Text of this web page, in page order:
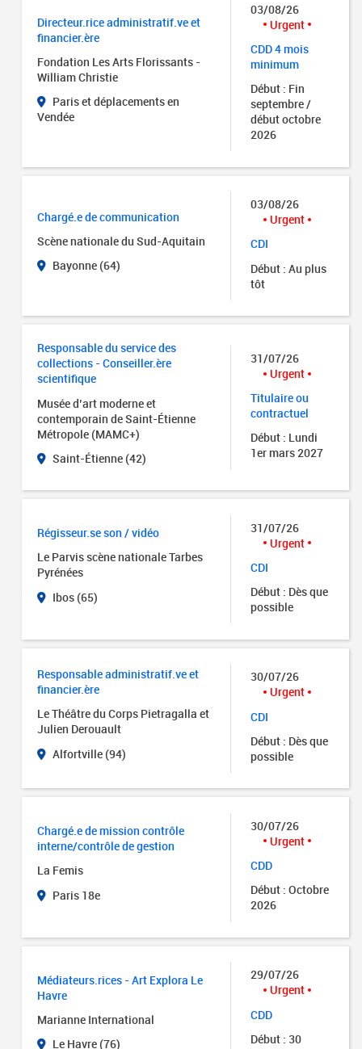
Directeur.rice administratif.ve et
financier.ère
Fondation Les Arts Florissants -
William Christie
Paris et déplacements en
Vendée
03/08/26
Urgent
CDD 4 mois
minimum
Début : Fin
septembre /
début octobre
2026
Chargé.e de communication
Scène nationale du Sud-Aquitain
Bayonne (64)
03/08/26
Urgent
CDI
Début : Au plus
tôt
Responsable du service des
collections - Conseiller.ère
scientifique
Musée d’art moderne et
contemporain de Saint-Étienne
Métropole (MAMC+)
Saint-Étienne (42)
31/07/26
Urgent
Titulaire ou
contractuel
Début : Lundi
1er mars 2027
Régisseur.se son / vidéo
Le Parvis scène nationale Tarbes
Pyrénées
Ibos (65)
31/07/26
Urgent
CDI
Début : Dès que
possible
Responsable administratif.ve et
financier.ère
Le Théâtre du Corps Pietragalla et
Julien Derouault
Alfortville (94)
30/07/26
Urgent
CDI
Début : Dès que
possible
Chargé.e de mission contrôle
interne/contrôle de gestion
La Femis
Paris 18e
30/07/26
Urgent
CDD
Début : Octobre
2026
Médiateurs.rices - Art Explora Le
Havre
Marianne International
Le Havre (76)
29/07/26
Urgent
CDD
Début : 30